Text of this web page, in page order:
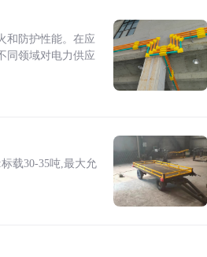
和防护性能。在应
同领域对电力供应
载30-35吨,最大允